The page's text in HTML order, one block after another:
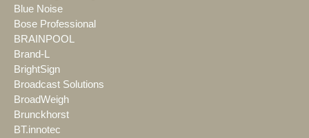
Blue Noise
Bose Professional
BRAINPOOL
Brand-L
BrightSign
Broadcast Solutions
BroadWeigh
Brunckhorst
BT.innotec